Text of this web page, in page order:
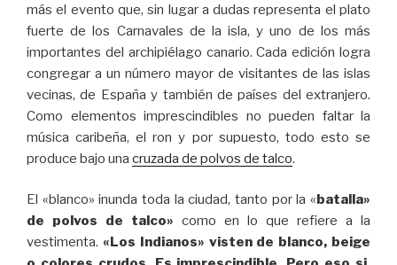
más el evento que, sin lugar a dudas representa el plato
fuerte de los Carnavales de la isla, y uno de los más
importantes del archipiélago canario. Cada edición logra
congregar a un número mayor de visitantes de las islas
vecinas, de España y también de países del extranjero.
Como elementos imprescindibles no pueden faltar la
música caribeña, el ron y por supuesto, todo esto se
produce bajo una cruzada de polvos de talco.
El «blanco» inunda toda la ciudad, tanto por la «batalla»
de polvos de talco» como en lo que refiere a la
vestimenta. «Los Indianos» visten de blanco, beige